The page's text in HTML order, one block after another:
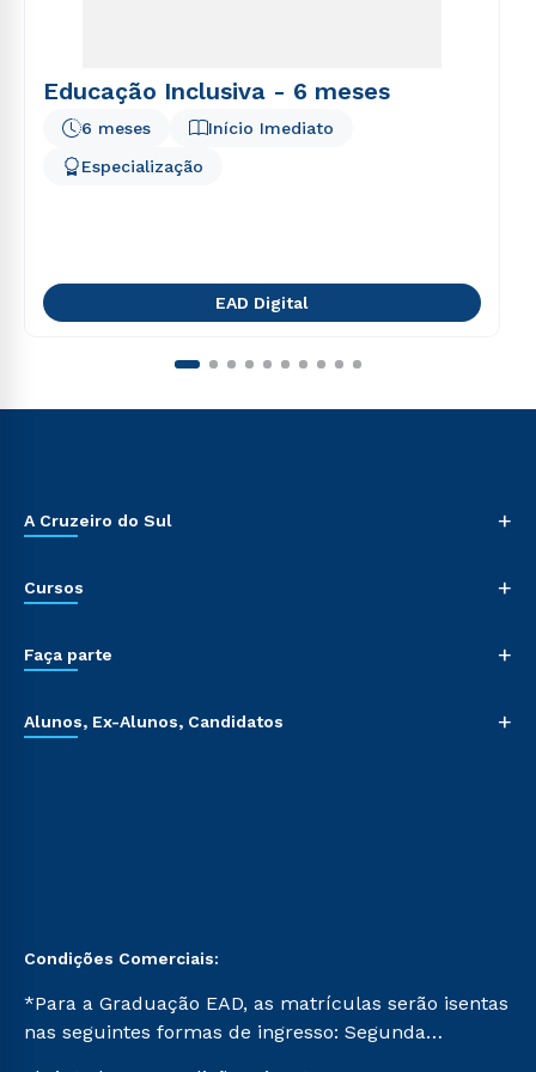
Educação Inclusiva - 6 meses
Início Imediato
6 meses
Especialização
EAD Digital
A Cruzeiro do Sul +
Cursos +
Faça parte +
Alunos, Ex-Alunos, Candidatos +
Condições Comerciais:
*Para a Graduação EAD, as matrículas serão isentas
nas seguintes formas de ingresso: Segunda